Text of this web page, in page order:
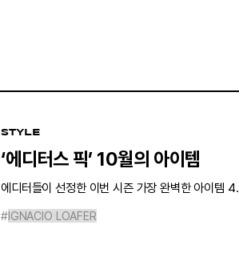
STYLE
‘에디터스 픽’ 10월의 아이템
에디터들이 선정한 이번 시즌 가장 완벽한 아이템 4.
#IGNACIO LOAFER